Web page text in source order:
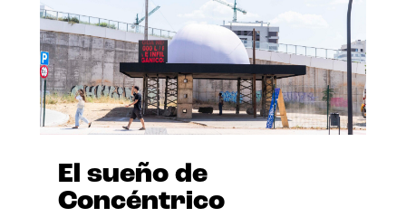
El sueño de
Concéntrico